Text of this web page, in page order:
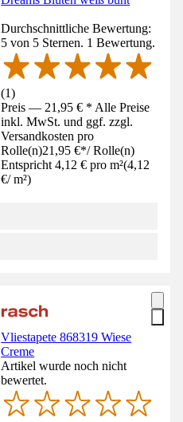
Durchschnittliche Bewertung:
5 von 5 Sternen. 1 Bewertung.
(1)
Preis — 21,95 € * Alle Preise
inkl. MwSt. und ggf. zzgl.
Versandkosten pro
Rolle(n)21,95 €*/ Rolle(n)
Entspricht 4,12 € pro m²(4,12
€/ m²)
Vliestapete 868319 Wiese
Creme
Artikel wurde noch nicht
bewertet.